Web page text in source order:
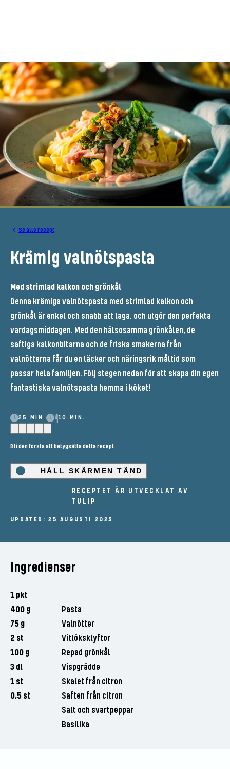
Se alle recept
Krämig valnötspasta
Med strimlad kalkon och grönkål
Denna krämiga valnötspasta med strimlad kalkon och
grönkål är enkel och snabb att laga, och utgör den perfekta
vardagsmiddagen. Med den hälsosamma grönkålen, de
saftiga kalkonbitarna och de friska smakerna från
valnötterna får du en läcker och näringsrik måltid som
passar hela familjen. Följ stegen nedan för att skapa din egen
fantastiska valnötspasta hemma i köket!
25 MIN. 10 MIN.
Bli den första att betygsätta detta recept
HÅLL SKÄRMEN TÄND
RECEPTET ÄR UTVECKLAT AV
TULIP
UPDATED: 25 AUGUSTI 2025
Ingredienser
1 pkt
400 g
Pasta
75 g
Valnötter
2 st
Vitlöksklyftor
100 g
Repad grönkål
3 dl
Vispgrädde
1 st
Skalet från citron
0,5 st
Saften från citron
Salt och svartpeppar
Basilika